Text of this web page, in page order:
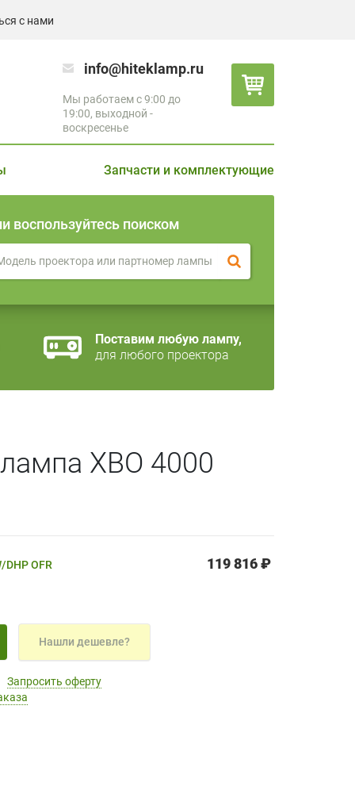
с нами
info@hiteklamp.ru
Мы работаем с 9:00 до
19:00, выходной -
воскресенье
Запчасти и комплектующие
воспользуйтесь поиском
Поставим любую лампу,
для любого проектора
XBO 4000
OFR 119 816 ₽
Нашли дешевле?
Запросить оферту